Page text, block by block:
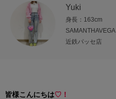
Yuki
SAMANTHAVEGA
身長：163cm
近鉄パッセ店
皆様こんにちは♡！